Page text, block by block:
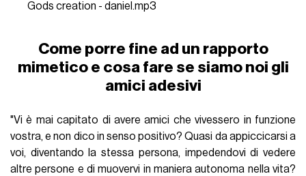
Gods creation - daniel.mp3
Come porre fine ad un rapporto
mimetico e cosa fare se siamo noi gli
amici adesivi
"Vi è mai capitato di avere amici che vivessero in funzione
vostra, e non dico in senso positivo? Quasi da appiccicarsi a
voi, diventando la stessa persona, impedendovi di vedere
altre persone e di muovervi in maniera autonoma nella vita?